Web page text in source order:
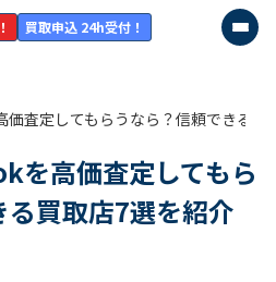
買取申込 24h受付！
査定してもらうなら？信頼できる買
を高価査定してもら
買取店7選を紹介